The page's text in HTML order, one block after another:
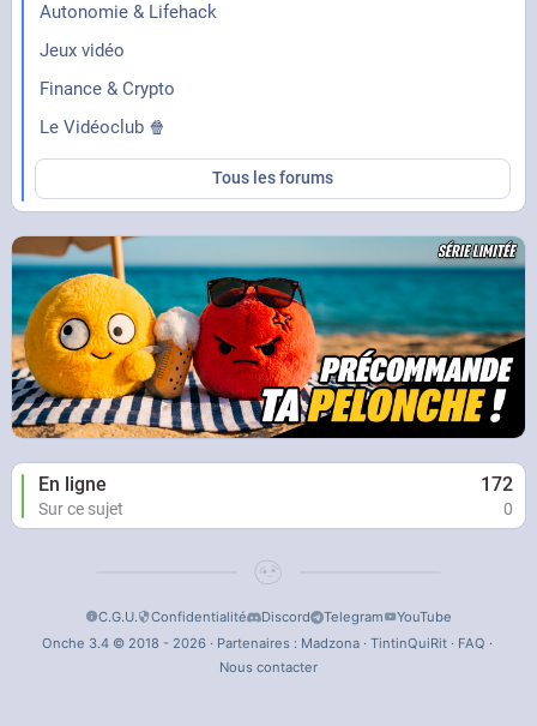
Autonomie & Lifehack
Jeux vidéo
Finance & Crypto
Le Vidéoclub 🍿
Tous les forums
En ligne 172
Sur ce sujet 0
C.G.U. Confidentialité Discord Telegram
YouTube
Onche 3.4 © 2018 - 2026 · Partenaires : Madzona· TintinQuiRit· FAQ ·
Nous contacter